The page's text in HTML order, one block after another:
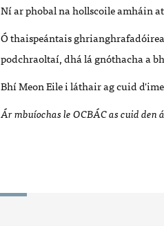
Ní ar phobal na hollscoile amháin
Ó thaispeántais
podchraoltaí, dhá lá gnóthacha a
Bhí Meon Eile i láthair ag cuid
Ár mbuíochas le OCBÁC as cuid